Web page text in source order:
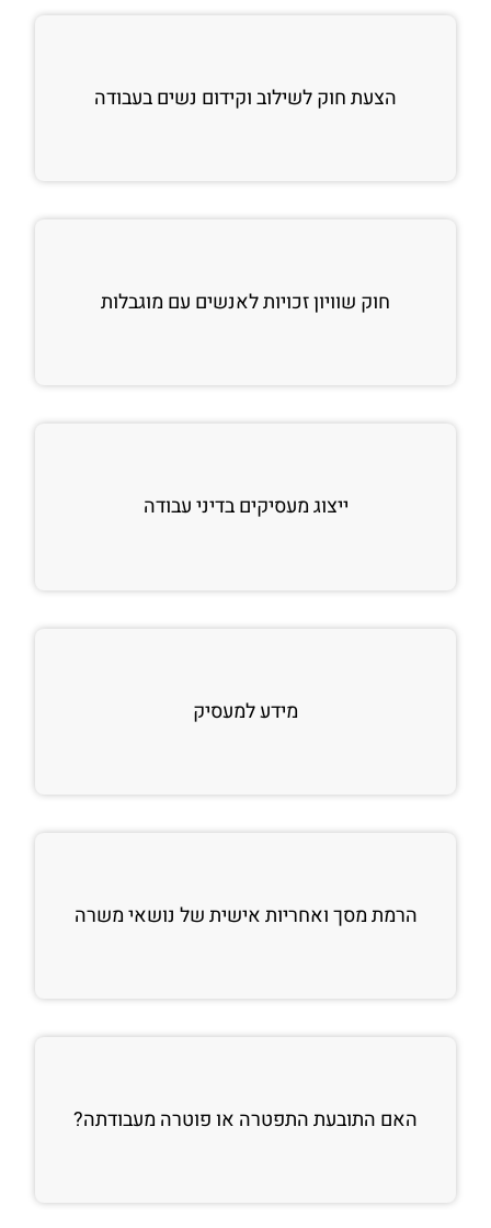
הצעת חוק לשילוב וקידום נשים בעבודה
חוק שוויון זכויות לאנשים עם מוגבלות
ייצוג מעסיקים בדיני עבודה
מידע למעסיק
הרמת מסך ואחריות אישית של נושאי משרה
האם התובעת התפטרה או פוטרה מעבודתה?